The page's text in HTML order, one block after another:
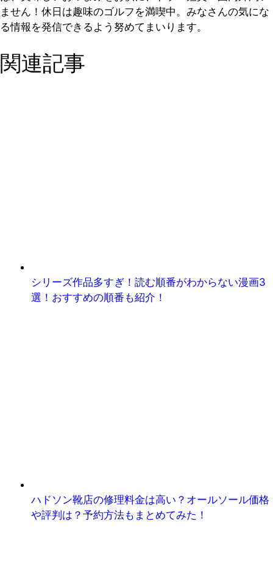
ません！休日は趣味のゴルフを満喫中。みなさんの気にな
る情報を発信できるよう努めてまいります。
関連記事
シリーズ作品多すぎ！読む順番がわからない漫画3
選！おすすめの順番も紹介！
ハドソン靴店の修理料金は高い？オールソール価格
や評判は？予約方法もまとめてみた！